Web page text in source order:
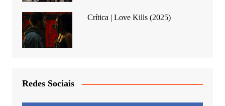
Crítica | Love Kills (2025)
Redes Sociais